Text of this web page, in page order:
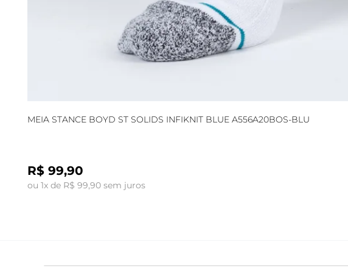
MEIA STANCE BOYD ST SOLIDS INFIKNIT BLUE A556A20BOS-BLU
R$ 99,90
ou 1x de R$ 99,90 sem juros